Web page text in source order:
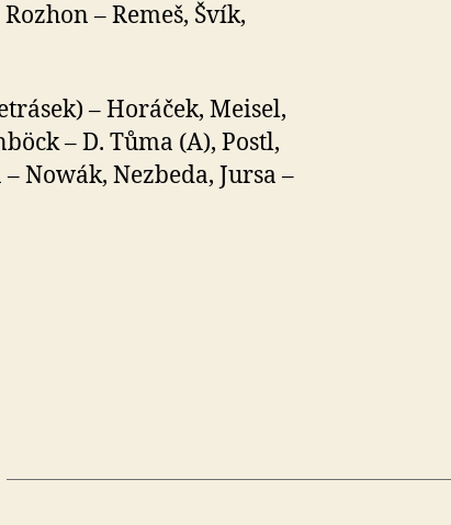
– Remeš, Švík,
– Horáček, Meisel,
– D. Tůma (A), Postl,
Nowák, Nezbeda, Jursa –